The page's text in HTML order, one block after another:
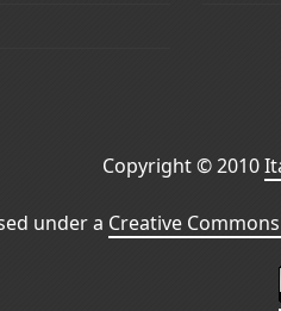
Copyright © 2010
under a Creative